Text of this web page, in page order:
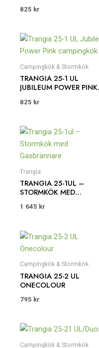
825 kr
Campingkök & Stormkök
TRANGIA 25-1 UL
JUBILEUM POWER PINK
825 kr
Trangia
TRANGIA 25-1UL –
STORMKÖK MED
1 645 kr
Campingkök & Stormkök
TRANGIA 25-2 UL
ONECOLOUR
795 kr
Campingkök & Stormkök